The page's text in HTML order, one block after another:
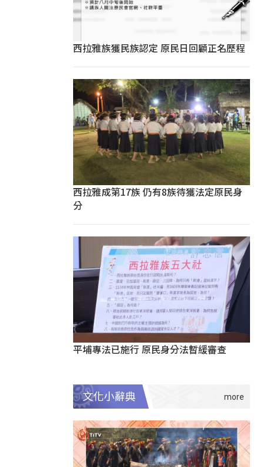
西拉雅族獲民族認定 原民日回顧正名歷程
西拉雅成第17族 仍有8族待獲法定原民身
分
平埔專法已施行 原民身分法暫緩審查
文化小辭典